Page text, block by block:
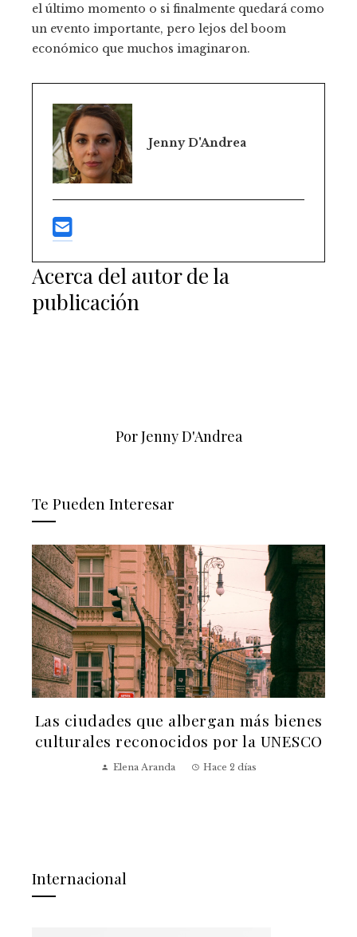
el último momento o si finalmente quedará como
un evento importante, pero lejos del boom
económico que muchos imaginaron.
Jenny D'Andrea
Acerca del autor de la
publicación
Por Jenny D'Andrea
Te Pueden Interesar
Las ciudades que albergan más bienes
culturales reconocidos por la UNESCO
Elena Aranda Hace 2 días
Internacional